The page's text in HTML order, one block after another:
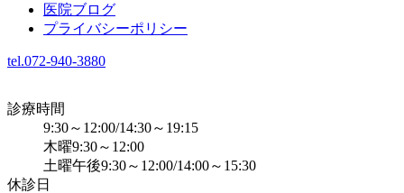
医院ブログ
プライバシーポリシー
tel.072-940-3880
診療時間
9:30～12:00/14:30～19:15
木曜9:30～12:00
土曜午後9:30～12:00/14:00～15:30
休診日